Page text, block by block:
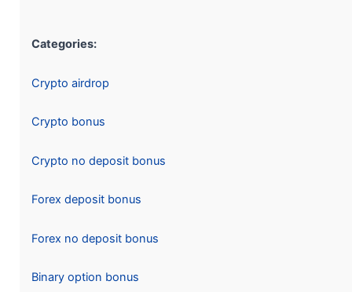
Categories:
Crypto airdrop
Crypto bonus
Crypto no deposit bonus
Forex deposit bonus
Forex no deposit bonus
Binary option bonus